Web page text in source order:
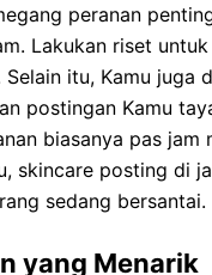
peranan
Lakukan riset
itu, Kamu juga
postingan Kamu
biasanya pas jam
skincare posting di
sedang bersantai.
yang Menarik